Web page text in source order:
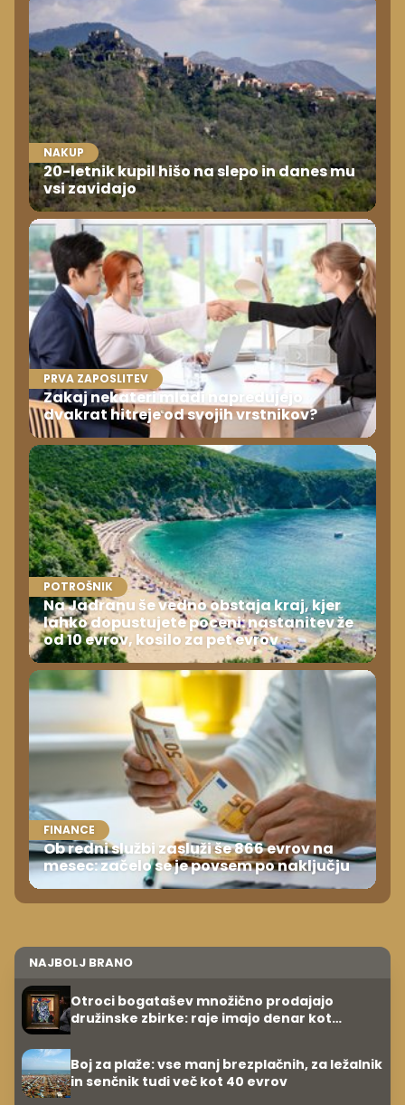
NAKUP
20-letnik kupil hišo na slepo in danes mu
vsi zavidajo
PRVA ZAPOSLITEV
Zakaj nekateri mladi napredujejo
dvakrat hitreje od svojih vrstnikov?
POTROŠNIK
Na Jadranu še vedno obstaja kraj, kjer
lahko dopustujete poceni: nastanitev že
od 10 evrov, kosilo za pet evrov
FINANCE
Ob redni službi zasluži še 866 evrov na
mesec: začelo se je povsem po naključju
NAJBOLJ BRANO
Otroci bogatašev množično prodajajo
družinske zbirke: raje imajo denar kot
Boj za plaže: vse manj brezplačnih, za ležalnik
in senčnik tudi več kot 40 evrov